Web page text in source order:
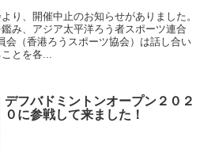
り、開催中止のお知らせがありました。
み、アジア太平洋ろう者スポーツ連合
会（香港ろうスポーツ協会）は話し合い
とを各...
デフバドミントンオープン２０２
０に参戦して来ました！